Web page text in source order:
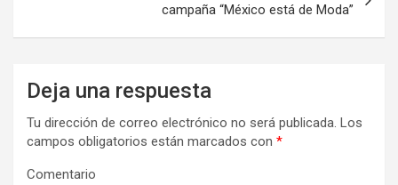
campaña “México está de Moda”
Deja una respuesta
Tu dirección de correo electrónico no será publicada. Los
campos obligatorios están marcados con *
Comentario